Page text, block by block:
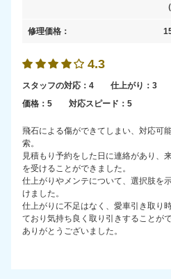
修理価格：
4.3
スタッフの対応： 4 仕上がり： 3
価格： 5 対応スピード： 5
飛石による傷ができてしまい、対応可
索。
見積もり予約をした日に連絡があり、
を受けることができました。
仕上がりやメンテについて、選択肢を
けました。
仕上がりに不足はなく、愛車引き取り
ており気持ち良く取り引きすることがで
ありがとうございました。